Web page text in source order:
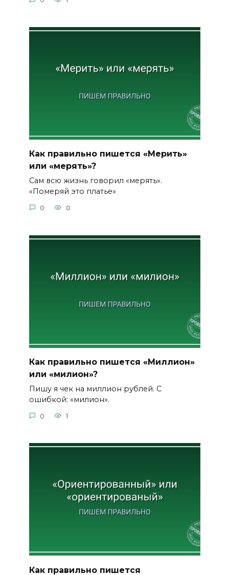
Как правильно пишется «Мерить»
или «мерять»?
Сам всю жизнь говорил «мерять».
«Померяй это платье»
0 0
Как правильно пишется «Миллион»
или «милион»?
Пишу я чек на миллион рублей. С
ошибкой: «милион».
0 1
Как правильно пишется